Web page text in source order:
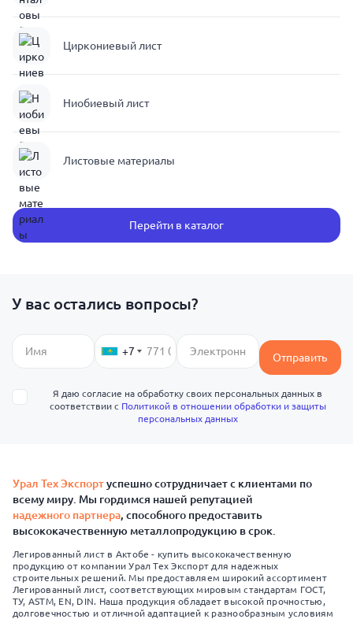
Циркониевый лист
Ниобиевый лист
Листовые материалы
Перейти в каталог
У вас остались вопросы?
+7 Отправить
Я даю согласие на обработку своих персональных данных в
соответствии с Политикой в отношении обработки и защиты
персональных данных
Урал Тех Экспортуспешно сотрудничает с клиентами по
всему миру. Мы гордимся нашей репутацией
надежного партнера, способного предоставить
высококачественную металлопродукцию в срок.
Легированный лист в Актобе - купить высококачественную
продукцию от компании Урал Тех Экспорт для надежных
строительных решений. Мы предоставляем широкий ассортимент
Легированный лист, соответствующих мировым стандартам ГОСТ,
ТУ, ASTM, EN, DIN. Наша продукция обладает высокой прочностью,
долговечностью и отличной адаптацией к разнообразным условиям